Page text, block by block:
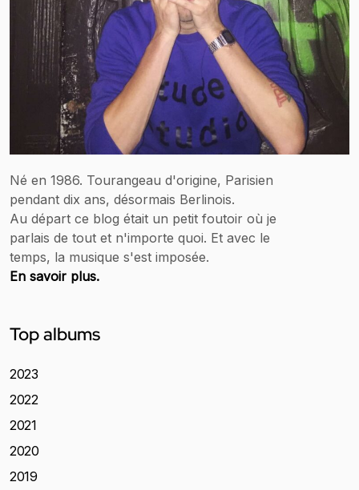
Né en 1986. Tourangeau d'origine, Parisien
pendant dix ans, désormais Berlinois.
Au départ ce blog était un petit foutoir où je
parlais de tout et n'importe quoi. Et avec le
temps, la musique s'est imposée.
En savoir plus.
Top albums
2023
2022
2021
2020
2019